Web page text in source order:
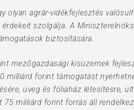
olyan agrár-vidékfejlesztés
szolgálja. A
biztosítására.
mezőgazdasági kisüzemek
milliárd forint támogatást
üveg és fóliaház létesítésre,
milliárd forint forrás áll